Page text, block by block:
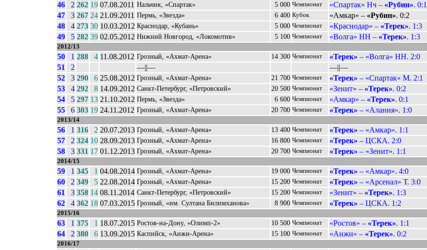
46
2 262 19 07.08.2011 Нальчик, «Спартак» 5 000 Чемпионат «Спартак» Нч – «Рубин». 0:1
47
3 267 24 21.09.2011 Пермь, «Звезда» 6 400 Кубок «Амкар» – «Рубин». 0:2
48
4 273 30 10.03.2012 Краснодар, «Кубань» 5 000 Чемпионат «Краснодар» – «Терек». 1:3
49
5 282 39 02.05.2012 Нижний Новгород, «Локомотив» 5 100 Чемпионат «Волга» НН – «Терек». 1:3
2012/13
50 1 288 4 11.08.2012 Грозный, «Ахмат-Арена» 14 300 Чемпионат «Терек» – «Волга» НН. 2:0
51
2 ––||–– ––||––
52
3 290 6 25.08.2012 Грозный, «Ахмат-Арена» 21 700 Чемпионат «Терек» – «Спартак» М. 2:1
53
4 292 8 14.09.2012 Санкт-Петербург, «Петровский» 20 500 Чемпионат «Зенит» – «Терек». 0:2
54
5 297 13 21.10.2012 Пермь, «Звезда» 6 600 Чемпионат «Амкар» – «Терек». 0:1
55
6 303 19 24.11.2012 Грозный, «Ахмат-Арена» 20 700 Чемпионат «Терек» – «Алания». 1:0
2013/14
56 1 316 2 20.07.2013 Грозный, «Ахмат-Арена» 13 400 Чемпионат «Терек» – «Амкар». 1:1
57
2 324 10 28.09.2013 Грозный, «Ахмат-Арена» 16 800 Чемпионат «Терек» – ЦСКА. 2:0
58
3 331 17 01.12.2013 Грозный, «Ахмат-Арена» 20 700 Чемпионат «Терек» – «Зенит». 1:1
2014/15
59 1 345 1 04.08.2014 Грозный, «Ахмат-Арена» 19 000 Чемпионат «Терек» – «Амкар». 4:0
60
2 349 5 22.08.2014 Грозный, «Ахмат-Арена» 15 200 Чемпионат «Терек» – «Арсенал» Т. 3:0
61
3 358 14 08.11.2014 Санкт-Петербург, «Петровский» 15 200 Чемпионат «Зенит» – «Терек». 1:3
62
4 362 18 07.03.2015 Грозный, «им. Султана Билимханова» 8 900 Чемпионат «Терек» – ЦСКА. 1:2
2015/16
63 1 375 1 18.07.2015 Ростов-на-Дону, «Олимп-2» 10 500 Чемпионат «Ростов» – «Терек». 1:1
64
2 380 6 13.09.2015 Каспийск, «Анжи-Арена» 15 100 Чемпионат «Анжи» – «Терек». 0:2
2016/17